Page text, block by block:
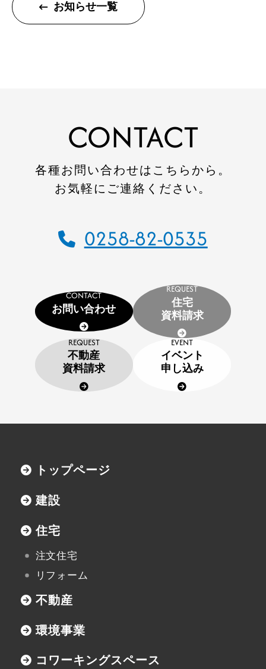
建設
環境事業
コワーキングスペース
建設施工事例
住宅施工事例
会社案内
会社概要
SDGs
採用情報
住宅資料請求
不動産資料請求
イベント申し込み
お知らせ
用語集
お知らせ一覧
CONTACT
各種お問い合わせはこちらから。
お気軽にご連絡ください。
0258-82-0535
CONTACT
お問い合わせ
REQUEST
住宅
資料請求
REQUEST
不動産
資料請求
EVENT
イベント
申し込み
トップページ
建設
住宅
注文住宅
リフォーム
不動産
環境事業
コワーキングスペース